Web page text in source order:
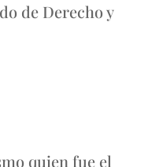
de Derecho y
quien fue el